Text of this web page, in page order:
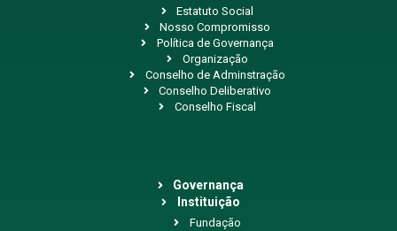
Estatuto Social
Nosso Compromisso
Política de Governança
Organização
Conselho de Adminstração
Conselho Deliberativo
Conselho Fiscal
Governança
Instituição
Fundação